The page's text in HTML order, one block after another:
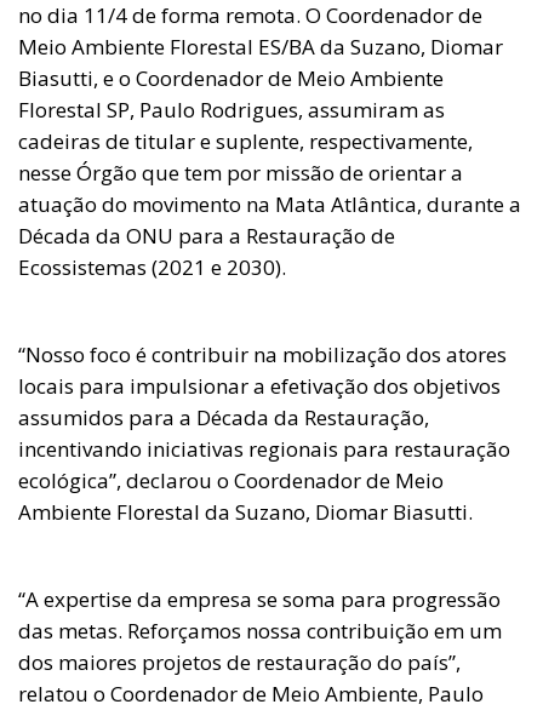
no dia 11/4 de forma remota. O Coordenador de
Meio Ambiente Florestal ES/BA da Suzano, Diomar
Biasutti, e o Coordenador de Meio Ambiente
Florestal SP, Paulo Rodrigues, assumiram as
cadeiras de titular e suplente, respectivamente,
nesse Órgão que tem por missão de orientar a
atuação do movimento na Mata Atlântica, durante a
Década da ONU para a Restauração de
Ecossistemas (2021 e 2030).
“Nosso foco é contribuir na mobilização dos atores
locais para impulsionar a efetivação dos objetivos
assumidos para a Década da Restauração,
incentivando iniciativas regionais para restauração
ecológica”, declarou o Coordenador de Meio
Ambiente Florestal da Suzano, Diomar Biasutti.
“A expertise da empresa se soma para progressão
das metas. Reforçamos nossa contribuição em um
dos maiores projetos de restauração do país”,
relatou o Coordenador de Meio Ambiente, Paulo